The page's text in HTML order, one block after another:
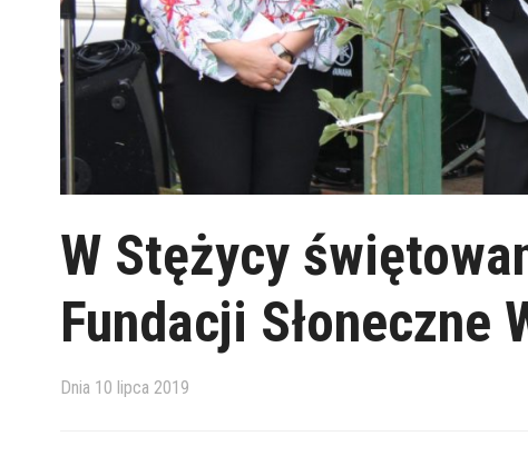
W Stężycy
Fundacji Słoneczne
Dnia 10 lipca 2019